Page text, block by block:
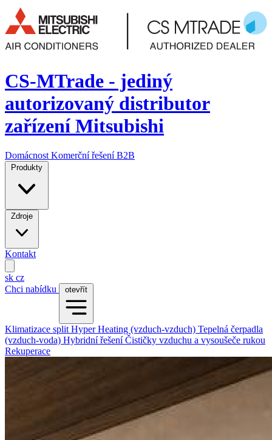
CS-MTrade - jediný
autorizovaný distributor
zařízení Mitsubishi
Domácnost Komerční řešeníB2B
Produkty
Zdroje
Kontakt
sk cz
Chci nabídku
otevřít
Klimatizace split Hyper Heating (vzduch-vzduch) Tepelná čerpadla
(vzduch-voda) Hybridní řešeníČističky vzduchu a vysoušeče rukou
Rekuperace